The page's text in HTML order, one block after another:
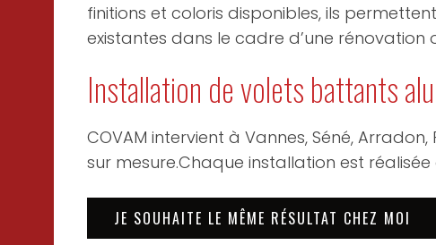
finitions et coloris disponibles, ils
existantes dans le cadre d’une
Installation de volets battants
COVAM intervient à Vannes, Séné,
sur mesure.Chaque installation est
JE SOUHAITE LE MÊME RÉSULTAT CHEZ MOI